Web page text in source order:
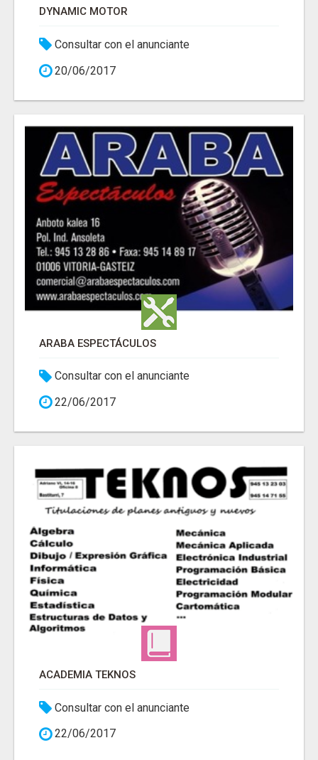
DYNAMIC MOTOR
Consultar con el anunciante
20/06/2017
ARABA ESPECTÁCULOS
Consultar con el anunciante
22/06/2017
ACADEMIA TEKNOS
Consultar con el anunciante
22/06/2017